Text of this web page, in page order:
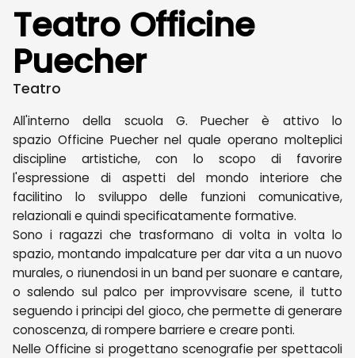
Teatro Officine
Puecher
Teatro
All'interno della scuola G. Puecher è attivo lo
spazio Officine Puecher nel quale operano molteplici
discipline artistiche, con lo scopo di favorire
l'espressione di aspetti del mondo interiore che
facilitino lo sviluppo delle funzioni comunicative,
relazionali e quindi specificatamente formative.
Sono i ragazzi che trasformano di volta in volta lo
spazio, montando impalcature per dar vita a un nuovo
murales, o riunendosi in un band per suonare e cantare,
o salendo sul palco per improvvisare scene, il tutto
seguendo i principi del gioco, che permette di generare
conoscenza, di rompere barriere e creare ponti.
Nelle Officine si progettano scenografie per spettacoli